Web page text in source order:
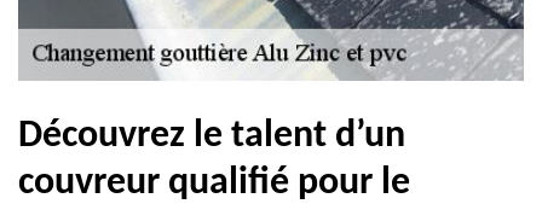
Découvrez le talent d’un
couvreur qualifié pour le